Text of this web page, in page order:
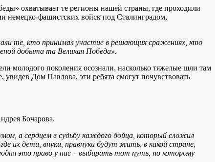
охватывает те регионы нашей страны, где проходили
немецко-фашистских войск под Сталинградом,
те, кто принимал участие в решающих сражениях, кто
добыта та Великая Победа».
молодого поколения осознали, насколько тяжелые шли там
Дом Павлова, эти ребята смогут почувствовать
Бочарова.
а сердцем в судьбу каждого бойца, который сложил
их дети, внуки, правнуки будут жить, в какой стране,
это право у нас – выбирать тот путь, по которому